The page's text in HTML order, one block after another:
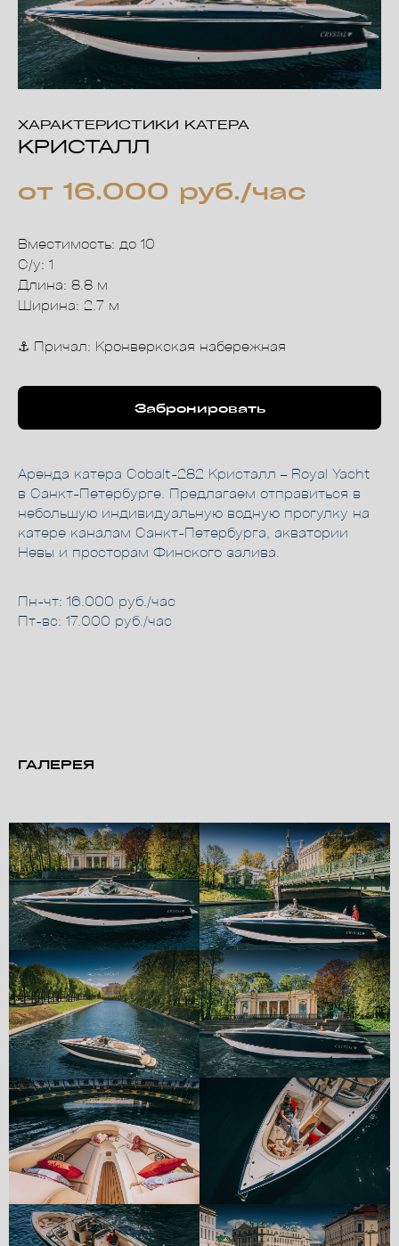
ХАРАКТЕРИСТИКИ КАТЕРА
КРИСТАЛЛ
от 16.000 руб./час
Вместимость: до 10
С/у: 1
Длина: 8.8 м
Ширина: 2.7 м
⚓️ Причал: Кронверкская набережная
Забронировать
Аренда катера Cobalt-282 Кристалл – Royal Yacht
в Санкт-Петербурге. Предлагаем отправиться в
небольшую индивидуальную водную прогулку на
катере каналам Санкт-Петербурга, акватории
Невы и просторам Финского залива.
Пн-чт: 16.000 руб./час
Пт-вс: 17.000 руб./час
ГАЛЕРЕЯ